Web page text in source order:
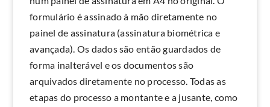
formulário é assinado à mão diretamente no
painel de assinatura (assinatura biométrica e
avançada). Os dados são então guardados de
forma inalterável e os documentos são
arquivados diretamente no processo. Todas as
etapas do processo a montante e a jusante, como